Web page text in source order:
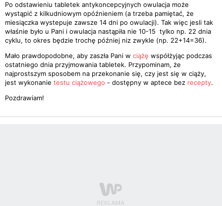
Po odstawieniu tabletek antykoncepcyjnych owulacja może
wystąpić z kilkudniowym opóźnieniem (a trzeba pamiętać, że
miesiączka wystepuje zawsze 14 dni po owulacji). Tak więc jesli tak
właśnie było u Pani i owulacja nastąpiła nie 10-15 tylko np. 22 dnia
cyklu, to okres będzie trochę później niz zwykle (np. 22+14=36).
Mało prawdopodobne, aby zaszła Pani w ciążę współżyjąc podczas
ostatniego dnia przyjmowania tabletek. Przypominam, że
najprostszym sposobem na przekonanie się, czy jest się w ciąży,
jest wykonanie testu ciążowego - dostępny w aptece bez recepty.
Pozdrawiam!